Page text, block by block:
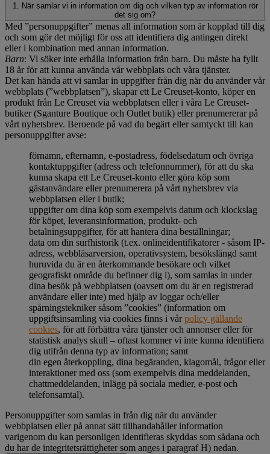
1. När samlar vi in information om dig och vilken typ av information rör
det sig om?
Med ”personuppgifter” menas all information som är kopplad till dig
och som gör det möjligt för oss att identifiera dig antingen direkt
eller i kombination med annan information.
Barn: Vi söker inte erhålla information från barn. Du måste ha fyllt
18 år för att kunna använda vår webbplats och våra tjänster.
Det kan hända att vi samlar in uppgifter från dig när du använder vår
webbplats (”webbplatsen”), skapar ett Le Creuset-konto, köper en
produkt från Le Creuset via webbplatsen eller i våra Le Creuset-
butiker (Sganture Boutique och Outlet butik) eller prenumererar på
vårt nyhetsbrev. Beroende på vad du begärt eller samtyckt till kan
personuppgifter avse:
förnamn, efternamn, e-postadress, födelsedatum och övriga
kontaktuppgifter (adress och telefonnummer), för att du ska
kunna skapa ett Le Creuset-konto eller göra köp som
gästanvändare eller prenumerera på vårt nyhetsbrev via
webbplatsen eller i butik;
uppgifter om dina köp som exempelvis datum och klockslag
för köpet, leveransinformation, produkt- och
betalningsuppgifter, för att hantera dina beställningar;
data om din surfhistorik (t.ex. onlineidentifikatorer - såsom IP-
adress, webbläsarversion, operativsystem, besökslängd samt
huruvida du är en återkommande besökare och vilket
geografiskt område du befinner dig i), som samlas in under
dina besök på webbplatsen (oavsett om du är en registrerad
användare eller inte) med hjälp av loggar och/eller
spårningstekniker såsom ”cookies” (information om
uppgiftsinsamling via cookies finns i vårpolicy gällande
cookies, för att förbättra våra tjänster och annonser eller för
statistisk analys skull – oftast kommer vi inte kunna identifiera
dig utifrån denna typ av information; samt
din egen återkoppling, dina begäranden, klagomål, frågor eller
interaktioner med oss (som exempelvis dina meddelanden,
chattmeddelanden, inlägg på sociala medier, e-post och
telefonsamtal).
Personuppgifter som samlas in från dig när du använder
webbplatsen eller på annat sätt tillhandahåller information
varigenom du kan personligen identifieras skyddas som sådana och
du har de integritetsrättigheter som anges i paragraf H) nedan.